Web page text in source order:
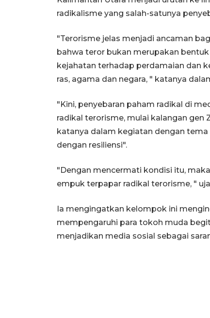
radikalisme yang salah-satunya
"Terorisme jelas menjadi ancaman
bahwa teror bukan merupakan
kejahatan terhadap perdamaian dan
ras, agama dan negara, " katanya
"Kini, penyebaran paham radikal di
radikal terorisme, mulai kalangan gen
katanya dalam kegiatan dengan
dengan resiliensi".
"Dengan mencermati kondisi itu,
empuk terpapar radikal terorisme, "
Ia mengingatkan kelompok ini
mempengaruhi para tokoh muda
menjadikan media sosial sebagai